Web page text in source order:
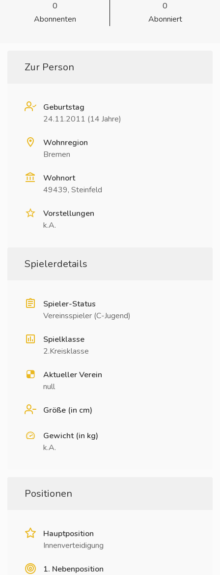
0
Abonnenten
0
Abonniert
Zur Person
Geburtstag
24.11.2011 (14 Jahre)
Wohnregion
Bremen
Wohnort
49439, Steinfeld
Vorstellungen
k.A.
Spielerdetails
Spieler-Status
Vereinsspieler (C-Jugend)
Spielklasse
2.Kreisklasse
Aktueller Verein
null
Größe (in cm)
Gewicht (in kg)
k.A.
Positionen
Hauptposition
Innenverteidigung
1. Nebenposition